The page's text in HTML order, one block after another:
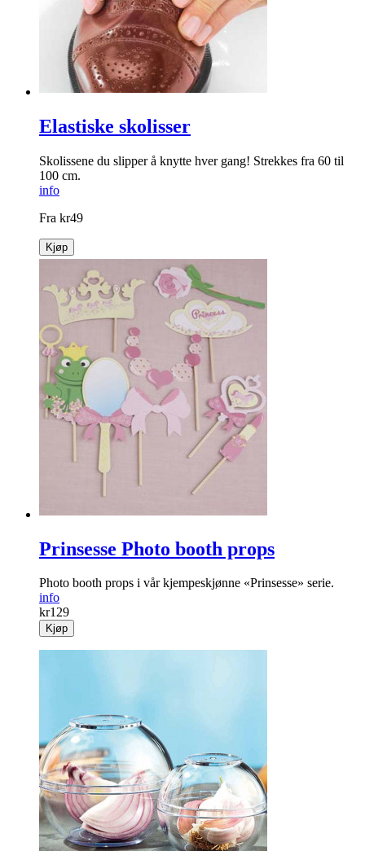
Elastiske skolisser
Skolissene du slipper å knytte hver gang! Strekkes fra 60 til
100 cm.
info
Fra kr49
Kjøp
Prinsesse Photo booth props
Photo booth props i vår kjempeskjønne «Prinsesse» serie.
info
kr129
Kjøp